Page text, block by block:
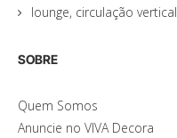
lounge, circulação vertical
SOBRE
Quem Somos
Anuncie no VIVA Decora